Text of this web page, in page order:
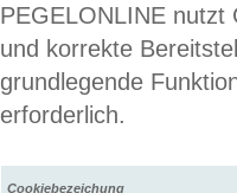
PEGELONLINE nutzt
und korrekte
grundlegende
erforderlich.
Cookiebezeichung